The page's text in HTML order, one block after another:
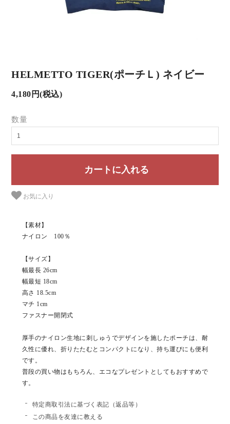
HELMETTO TIGER(ポーチＬ) ネイビー
4,180円(税込)
数量
お気に入り
【素材】
ナイロン 100％
【サイズ】
幅最長 26cm
幅最短 18cm
高さ 18.5cm
マチ 1cm
ファスナー開閉式
厚手のナイロン生地に刺しゅうでデザインを施したポーチは、耐
久性に優れ、折りたたむとコンパクトになり、持ち運びにも便利
です。
普段の買い物はもちろん、エコなプレゼントとしてもおすすめで
す。
特定商取引法に基づく表記（返品等）
この商品を友達に教える